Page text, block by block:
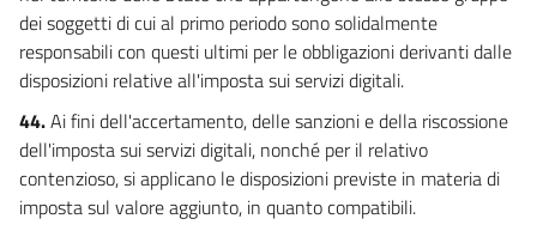
dei soggetti di cui al primo periodo sono solidalmente
responsabili con questi ultimi per le obbligazioni derivanti dalle
disposizioni relative all'imposta sui servizi digitali.
44.Ai fini dell'accertamento, delle sanzioni e della riscossione
dell'imposta sui servizi digitali, nonché per il relativo
contenzioso, si applicano le disposizioni previste in materia di
imposta sul valore aggiunto, in quanto compatibili.